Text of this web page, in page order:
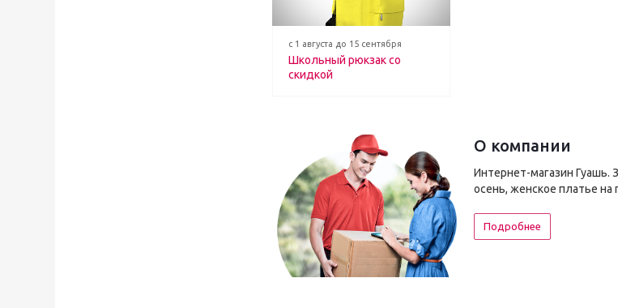
с 1 августа до 15 сентября
Школьный рюкзак со
скидкой
О компании
Интернет-магазин Гуашь.
осень, женское платье
Подробнее